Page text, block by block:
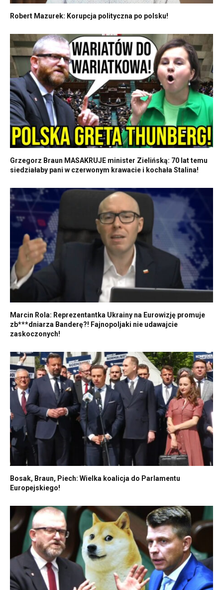
Robert Mazurek: Korupcja polityczna po polsku!
Grzegorz Braun MASAKRUJE minister Zielińską: 70 lat temu
siedziałaby pani w czerwonym krawacie i kochała Stalina!
Marcin Rola: Reprezentantka Ukrainy na Eurowizję promuje
zb***dniarza Banderę?! Fajnopoljaki nie udawajcie
zaskoczonych!
Bosak, Braun, Piech: Wielka koalicja do Parlamentu
Europejskiego!